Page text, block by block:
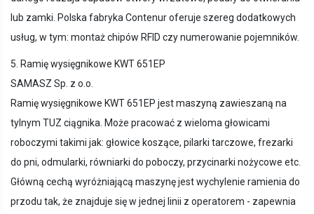
lub zamki. Polska fabryka Contenur oferuje szereg dodatkowych
usług, w tym: montaż chipów RFID czy numerowanie pojemników.
5. Ramię wysięgnikowe KWT 651EP
SAMASZ Sp. z o.o.
Ramię wysięgnikowe KWT 651EP jest maszyną zawieszaną na
tylnym TUZ ciągnika. Może pracować z wieloma głowicami
roboczymi takimi jak: głowice koszące, pilarki tarczowe, frezarki
do pni, odmularki, równiarki do poboczy, przycinarki nożycowe etc.
Główną cechą wyróżniającą maszynę jest wychylenie ramienia do
przodu tak, że znajduje się w jednej linii z operatorem - zapewnia